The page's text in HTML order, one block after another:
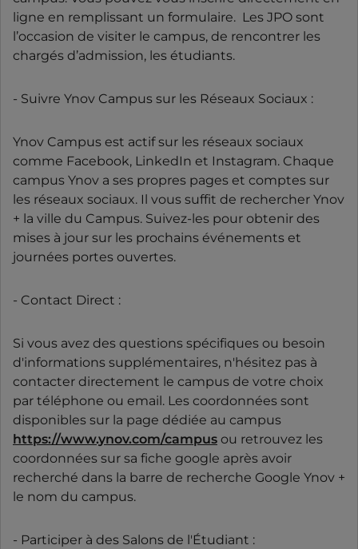
ligne en remplissant un formulaire. Les JPO sont
l’occasion de visiter le campus, de rencontrer les
chargés d’admission, les étudiants.
- Suivre Ynov Campus sur les Réseaux Sociaux :
Ynov Campus est actif sur les réseaux sociaux
comme Facebook, LinkedIn et Instagram. Chaque
campus Ynov a ses propres pages et comptes sur
les réseaux sociaux. Il vous suffit de rechercher Ynov
+ la ville du Campus. Suivez-les pour obtenir des
mises à jour sur les prochains événements et
journées portes ouvertes.
- Contact Direct :
Si vous avez des questions spécifiques ou besoin
d'informations supplémentaires, n'hésitez pas à
contacter directement le campus de votre choix
par téléphone ou email. Les coordonnées sont
disponibles sur la page dédiée au campus
https://www.ynov.com/campus ou retrouvez les
coordonnées sur sa fiche google après avoir
recherché dans la barre de recherche Google Ynov +
le nom du campus.
- Participer à des Salons de l'Étudiant :